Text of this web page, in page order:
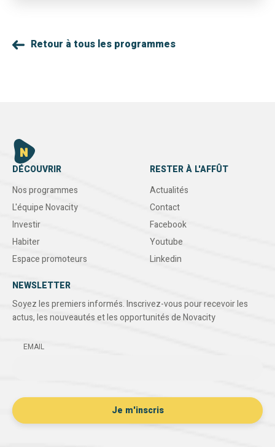
Retour à tous les programmes
DÉCOUVRIR
Nos programmes
L'équipe Novacity
Investir
Habiter
Espace promoteurs
RESTER À L'AFFÛT
Actualités
Contact
Facebook
Youtube
Linkedin
NEWSLETTER
Soyez les premiers informés. Inscrivez-vous pour recevoir les
actus, les nouveautés et les opportunités de Novacity
EMAIL